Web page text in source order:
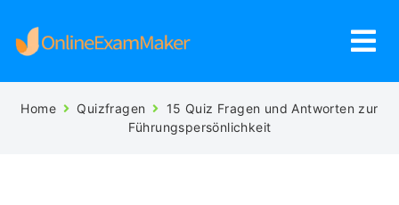
Home Quizfragen
15 Quiz Fragen und Antworten zur
Führungspersönlichkeit